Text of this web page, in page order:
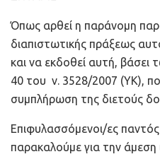
Όπως αρθεί η παράνομη
διαπιστωτικής πράξεως
και να εκδοθεί αυτή,
40 του ν. 3528/2007 (ΥΚ),
συμπλήρωση της διετούς
Επιφυλασσόμενοι/ες
παρακαλούμε για την άμεση